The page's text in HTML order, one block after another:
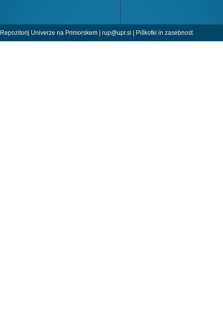
Repozitorij Univerze na Primorskem | rup@upr.si | Piškotki in zasebnost